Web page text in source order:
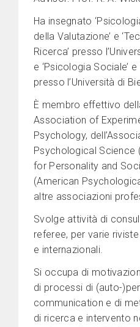
Ha insegnato
della Valutazione’ e
Ricerca’ presso
e ‘Psicologia Sociale’ e
presso l’Università di
È membro effettivo
Association of
Psychology,
Psychological Science
for Personality and
(American
altre associazioni
Svolge attività di
referee, per varie
e internazionali.
Si occupa di
di processi di (auto-
communication e di
di ricerca e intervento